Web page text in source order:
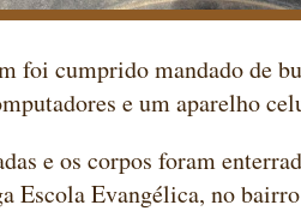
foi cumprido mandado de
e um aparelho
e os corpos foram
Escola Evangélica, no